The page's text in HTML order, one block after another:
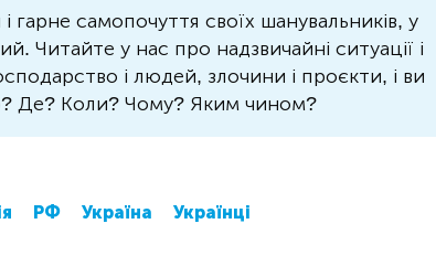
самопочуття своїх шанувальників, у
Читайте у нас про надзвичайні ситуації і
і людей, злочини і проєкти, і ви
Де? Коли? Чому? Яким чином?
РФ Україна Українці